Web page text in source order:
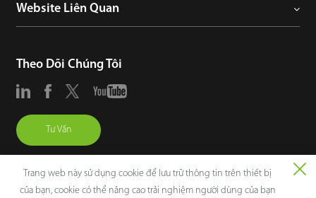
Website Liên Quan
Theo Dõi Chúng Tôi
Tư Vấn
Trang web này sử dụng cookie để lưu trữ thông tin trên thiết bị
của bạn, cookie có thể nâng cao trải nghiệm người dùng của bạn